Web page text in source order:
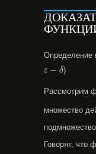
Определение
ε − δ)
Рассмотрим
множество
подмножество
Говорят, что